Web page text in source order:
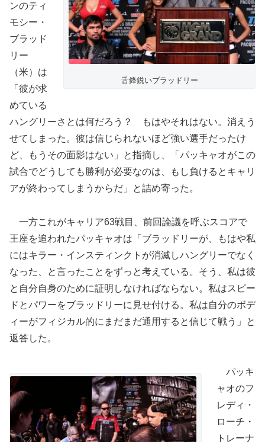
舌鋒鋭いブラッドリー
ンのティ
モシー・
ブラッド
リー
（米）は
「彼が求
めている
ハングリーさとは何だろう？ もはやそれはない。消えう
せてしまった。彼は信じられないほど強い選手だったけ
ど、もうその面影はない」と指摘し、「パッキャオがこの
試合でどうしても勝利が必要なのは、もし負けるとキャリ
アが終わってしまうからだ」と詰め寄った。
一方これがキャリア63戦目、前回論議を呼ぶスコアで
王座を追われたパッキャオは「ブラッドリーが、もはや私
にはキラー・インスティンクトが消滅しハングリーでなく
なった、と言ったことをずっと考えている。そう、私は彼
と自分自身のために証明しなければならない。私はスピー
ドとパワーをブラッドリーに見せ付ける。私は自分のボデ
ィーがフィジカル的にまだまだ通用すると信じて戦う」と
返答した。
パッキ
ャオのフ
レディ・
ローチ・
トレーナ